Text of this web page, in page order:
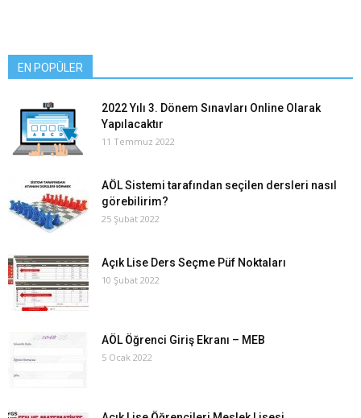
EN POPÜLER
2022 Yılı 3. Dönem Sınavları Online Olarak
Yapılacaktır
11 Temmuz 2022
AÖL Sistemi tarafından seçilen dersleri nasıl
görebilirim?
25 Şubat 2022
Açık Lise Ders Seçme Püf Noktaları
10 Şubat 2022
AÖL Öğrenci Giriş Ekranı – MEB
5 Ocak 2022